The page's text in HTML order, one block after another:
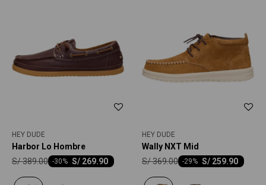
HEY DUDE
Harbor Lo Hombre
S/ 269.90
-30
S/389.00
HEY DUDE
Wally NXT Mid
S/ 259.90
-29
S/369.00